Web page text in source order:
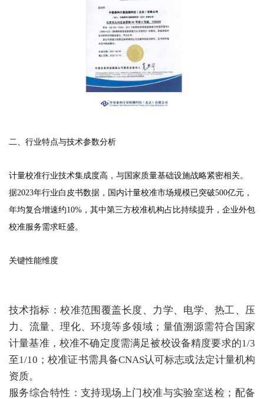
二、行业特点与技术参数分析
计量校准行业技术集成度高，与国家质量基础设施战略紧密相关。
据2023年行业白皮书数据，国内计量校准市场规模已突破500亿元，
年均复合增速约10%，其中第三方校准机构占比持续提升，企业外包
校准服务需求旺盛。
关键性能维度
技术指标：校准范围覆盖长度、力学、电学、热工、压
力、流量、理化、环境等多领域；量值溯源需符合国家
计量基准，校准不确定度需满足被校设备精度要求的1/3
至1/10；校准证书需具备CNAS认可标志或法定计量机构
资质。
服务综合特性：支持现场上门校准与实验室送检；配备